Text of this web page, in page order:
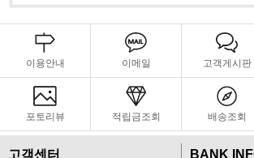
이용안내 이메일 고객게시판
포토리뷰 적립금조회 배송조회
고객센터 BANK